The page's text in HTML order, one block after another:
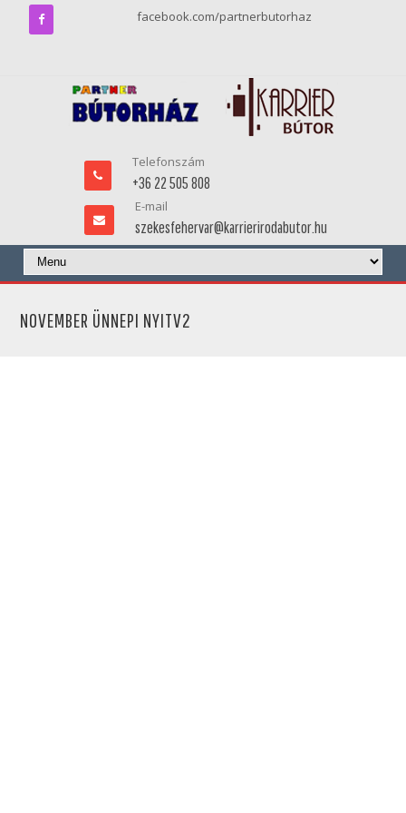
facebook.com/partnerbutorhaz
Telefonszám
+36 22 505 808
E-mail
szekesfehervar@karrierirodabutor.hu
NOVEMBER ÜNNEPI NYITV2